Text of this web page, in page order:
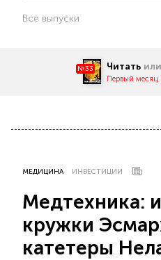
Все выпуски
№33 Читать или
Первый месяц
МЕДИЦИНА ИНВЕСТИЦИИ
Медтехника:
кружки
катетеры